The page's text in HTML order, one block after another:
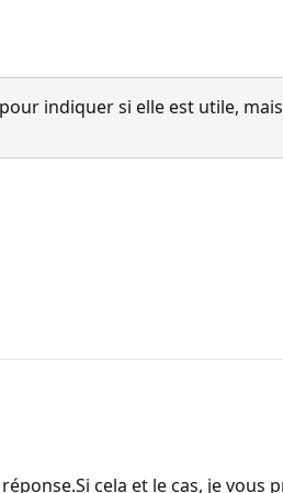
indiquer si elle est utile,
cela et le cas, je vous